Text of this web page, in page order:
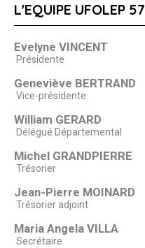
L'EQUIPE UFOLEP 57
Evelyne VINCENT
Présidente
Geneviève BERTRAND
Vice-présidente
William GERARD
Délégué Départemental
Michel GRANDPIERRE
Trésorier
Jean-Pierre MOINARD
Trésorier adjoint
Maria Angela VILLA
Secrétaire